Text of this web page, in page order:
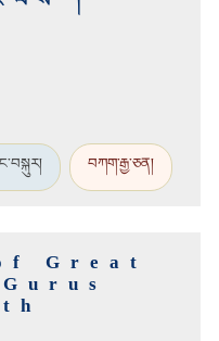
བཀག་རྒྱ་ཅན།
Great